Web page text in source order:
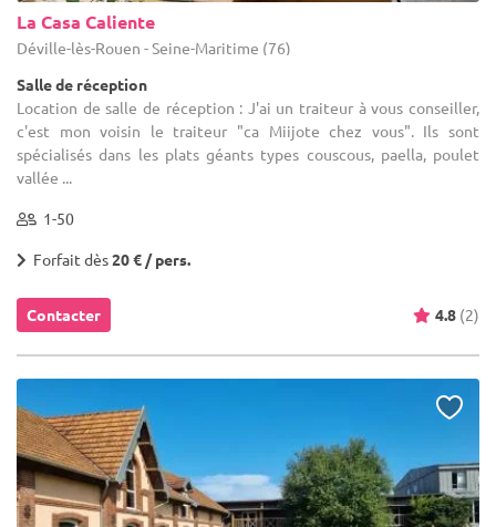
La Casa Caliente
Déville-lès-Rouen - Seine-Maritime (76)
Salle de réception
Location de salle de réception : J'ai un traiteur à vous conseiller,
c'est mon voisin le traiteur "ca Miijote chez vous". Ils sont
spécialisés dans les plats géants types couscous, paella, poulet
vallée ...
1-50
Forfait dès20 € / pers.
Contacter 4.8 (2)